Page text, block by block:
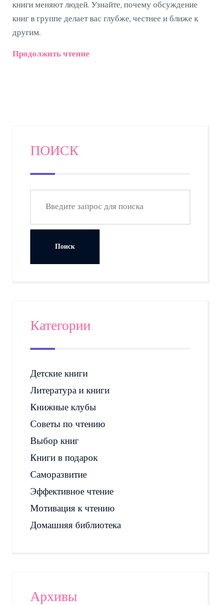
книги меняют людей. Узнайте, почему обсуждение
книг в группе делает вас глубже, честнее и ближе к
другим.
Продолжить чтение
ПОИСК
Категории
Детские книги
Литература и книги
Книжные клубы
Советы по чтению
Выбор книг
Книги в подарок
Саморазвитие
Эффективное чтение
Мотивация к чтению
Домашняя библиотека
Архивы